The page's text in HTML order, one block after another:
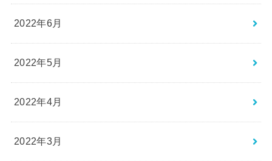
2022年6月
2022年5月
2022年4月
2022年3月